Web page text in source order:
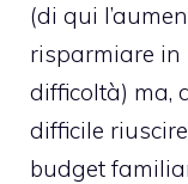
(di qui
risparmiare in
difficoltà) ma,
difficile
budget